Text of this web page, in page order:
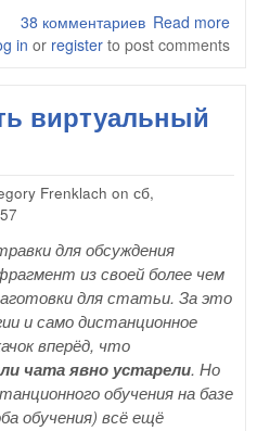
Read more
38 комментариев
in or register to post comments
виртуальный
Frenklach on сб,
для обсуждения
из своей более чем
для статьи. За это
и само дистанционное
вперёд, что
чата явно устарели. Но
обучения на базе
обучения) всё ещё